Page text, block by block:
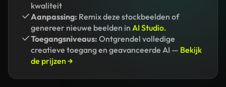
kwaliteit
Aanpassing: Remix deze stockbeelden of
genereer nieuwe beelden in AI Studio.
Toegangsniveaus: Ontgrendel volledige
creatieve toegang en geavanceerde AI — Bekijk
de prijzen →